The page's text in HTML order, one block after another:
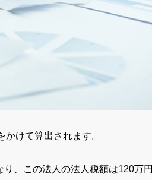
けて算出されます。
、この法人の法人税額は120万円